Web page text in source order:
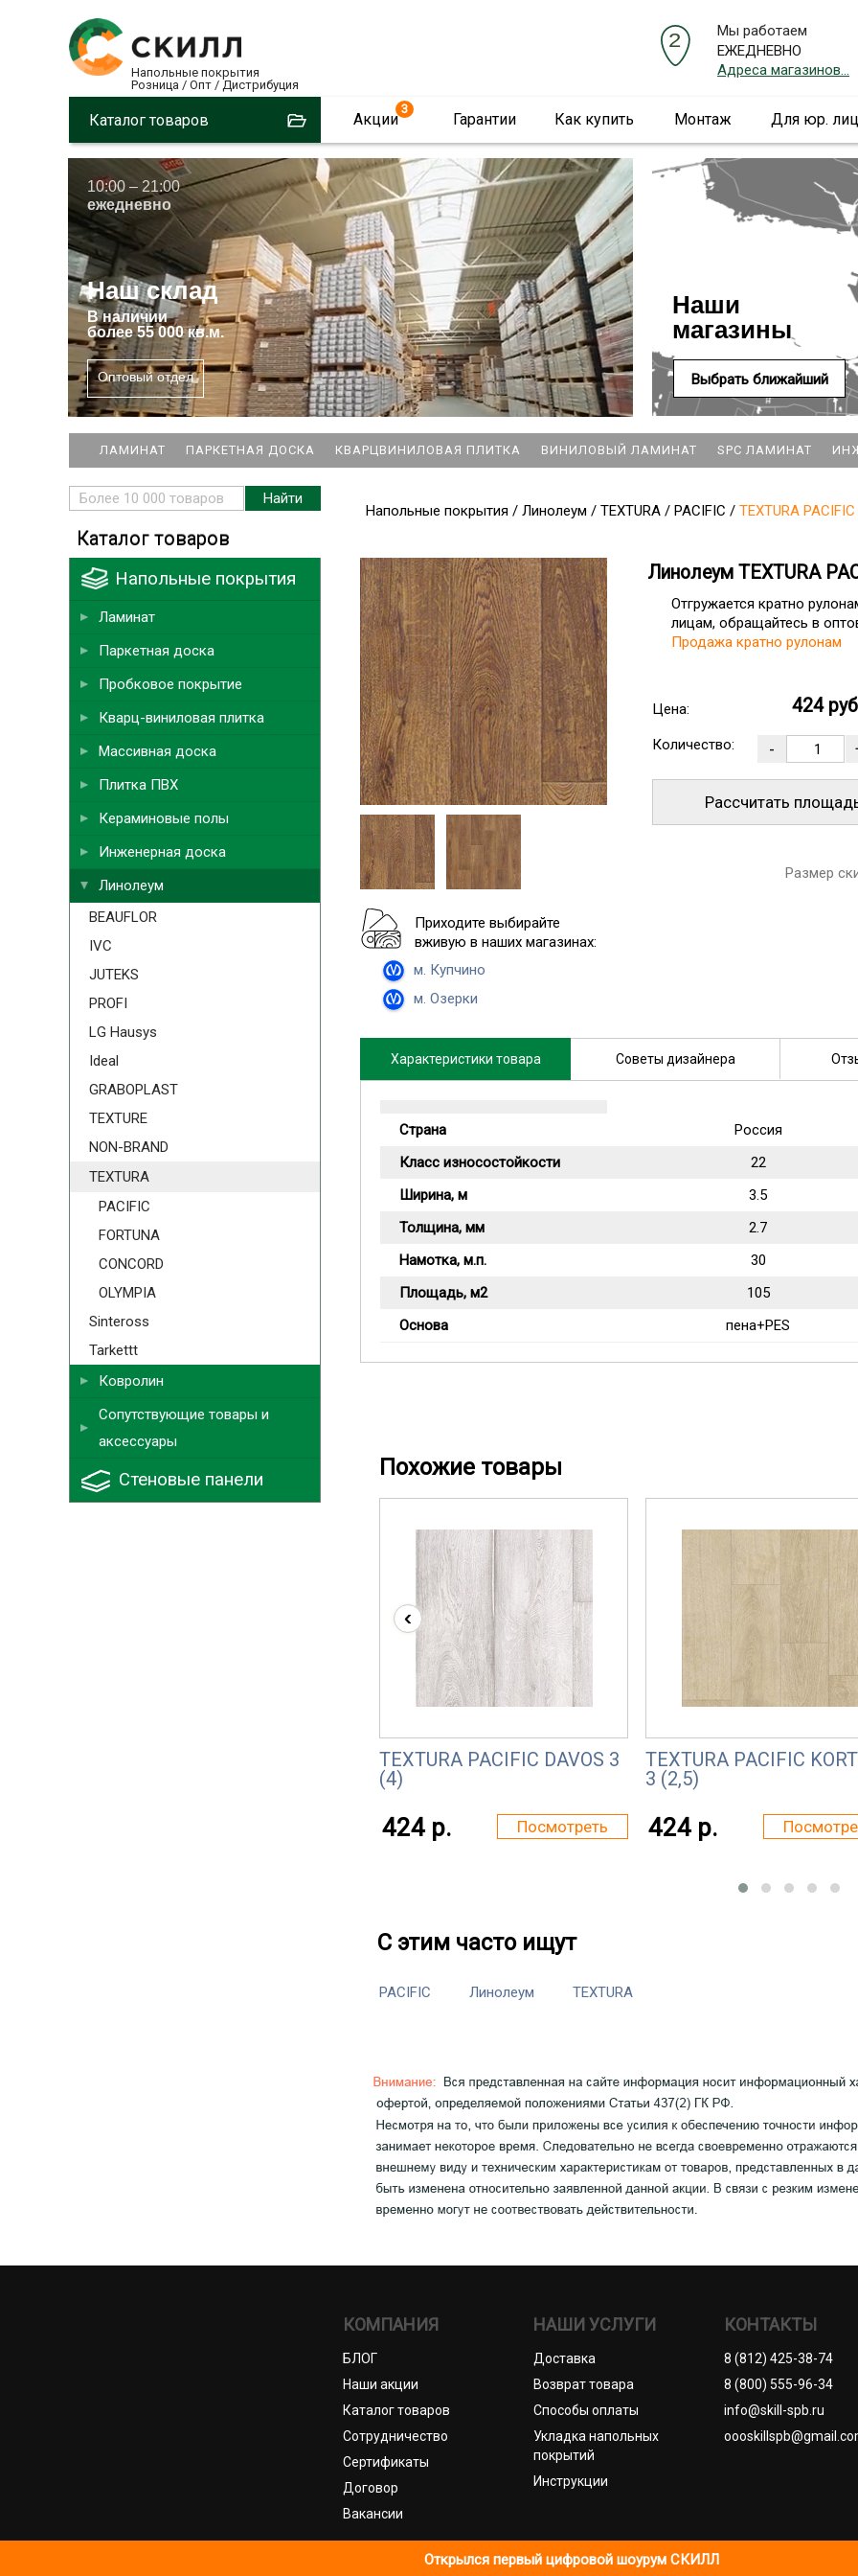
Напольные покрытия
Розница / Опт / Дистрибуция
Мы работаем
ЕЖЕДНЕВНО
Адреса магазинов...
Каталог товаров Акции
3
Гарантии Как купить Монтаж Для юр. лиц
10:00 – 21:00
ежедневно
Наш склад
Вналичии
более 55 000 кв.м.
Оптовый отдел
Наши
магазины
Выбрать ближайший
ЛАМИНАТ ПАРКЕТНАЯ ДОСКА КВАРЦВИНИЛОВАЯ ПЛИТКА ВИНИЛОВЫЙ ЛАМИНАТ SPC ЛАМИНАТ
Напольные покрытия / Линолеум / TEXTURA / PACIFIC / TEXTURA
Приходите выбирайте
вживую в наших магазинах:
м. Купчино
м. Озерки
Линолеум TEXTURA
Отгружается кратно
лицам, обращайтесь в
Продажа кратно рулонам
Цена: 424
Количество:
Рассчитать
Размер
Характеристики товара Советы дизайнера
Страна
Россия
Класс износостойкости
22
Ширина, м
3.5
Толщина, мм
2.7
Намотка, м.п.
30
Площадь, м2
105
Основа
пена+PES
Похожие товары
TEXTURA PACIFIC DAVOS 3
(4)
424 р. Посмотреть
TEXTURA PACIFIC
3 (2,5)
424 р.
‹
С этим часто ищут
PACIFIC Линолеум TEXTURA
Каталог товаров
Напольные покрытия
Ламинат
Паркетная доска
Пробковое покрытие
Кварц-виниловая плитка
Массивная доска
Плитка ПВХ
Кераминовые полы
Инженерная доска
Линолеум
BEAUFLOR
IVC
JUTEKS
PROFI
LG Hausys
Ideal
GRABOPLAST
TEXTURE
NON-BRAND
TEXTURA
PACIFIC
FORTUNA
CONCORD
OLYMPIA
Sinteross
Tarkettt
Ковролин
Сопутствующие товары и
аксессуары
Стеновые панели
КОМПАНИЯ
БЛОГ
Наши акции
Каталог товаров
Сотрудничество
Сертификаты
Договор
Вакансии
НАШИ УСЛУГИ
Доставка
Возврат товара
Способы оплаты
Укладка напольных
покрытий
Инструкции
КОНТАКТЫ
8 (812) 425-38-74
8 (800) 555-96-34
info@skill-spb.ru
© ИП Коновалов Д.А., ОГРНИП 325784700361023. Все права
Открылся первый цифровой шоурум СКИЛЛ